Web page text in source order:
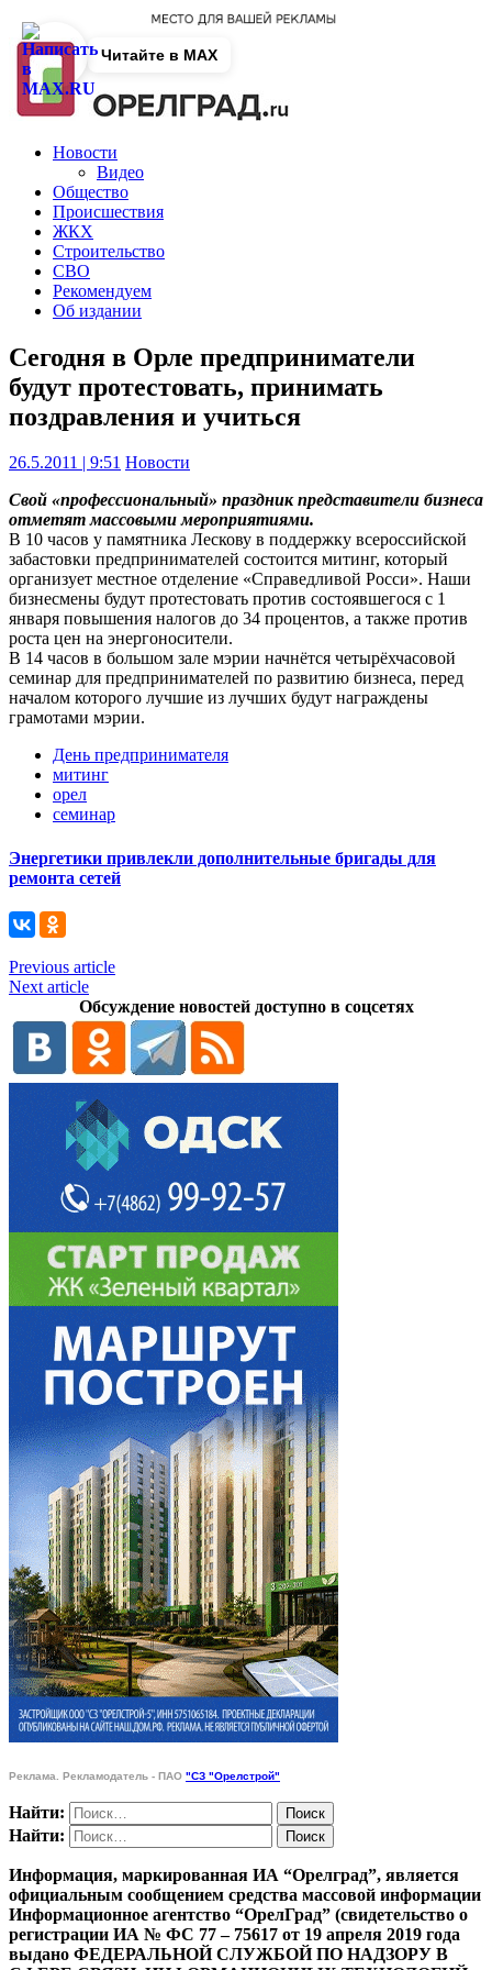
Новости
Видео
Общество
Происшествия
ЖКХ
Строительство
СВО
Рекомендуем
Об издании
Сегодня в Орле предприниматели
будут протестовать, принимать
поздравления и учиться
26.5.2011 | 9:51 Новости
Свой «профессиональный» праздник представители бизнеса
отметят массовыми мероприятиями.
В 10 часов у памятника Лескову в поддержку всероссийской
забастовки предпринимателей состоится митинг, который
организует местное отделение «Справедливой Росси». Наши
бизнесмены будут протестовать против состоявшегося с 1
января повышения налогов до 34 процентов, а также против
роста цен на энергоносители.
В 14 часов в большом зале мэрии начнётся четырёхчасовой
семинар для предпринимателей по развитию бизнеса, перед
началом которого лучшие из лучших будут награждены
грамотами мэрии.
День предпринимателя
митинг
орел
семинар
Энергетики привлекли дополнительные бригады для
ремонта сетей
Previous article
Next article
Обсуждение новостей доступно в соцсетях
Реклама. Рекламодатель - ПАО "СЗ "Орелстрой"
Найти:
Найти:
Информация, маркированная ИА “Орелград”, является
официальным сообщением средства массовой информации
Информационное агентство “ОрелГрад” (свидетельство о
регистрации ИА № ФС 77 – 75617 от 19 апреля 2019 года
выдано ФЕДЕРАЛЬНОЙ СЛУЖБОЙ ПО НАДЗОРУ В
Читайте в MAX